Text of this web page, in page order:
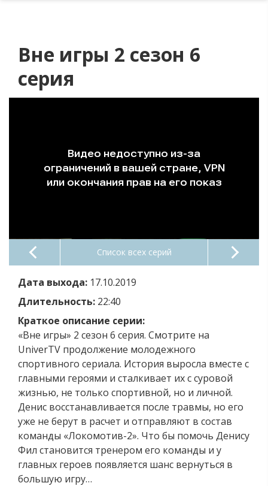
Вне игры 2 сезон 6
серия
Список всех серий
Дата выхода: 17.10.2019
Длительность: 22:40
Краткое описание серии:
«Вне игры» 2 сезон 6 серия. Смотрите на
UniverTV продолжение молодежного
спортивного сериала. История выросла вместе с
главными героями и сталкивает их с суровой
жизнью, не только спортивной, но и личной.
Денис восстанавливается после травмы, но его
уже не берут в расчет и отправляют в состав
команды «Локомотив-2». Что бы помочь Денису
Фил становится тренером его команды и у
главных героев появляется шанс вернуться в
большую игру…